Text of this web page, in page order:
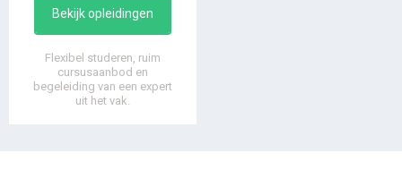
Bekijk opleidingen
Flexibel studeren, ruim
cursusaanbod en
begeleiding van een expert
uit het vak.